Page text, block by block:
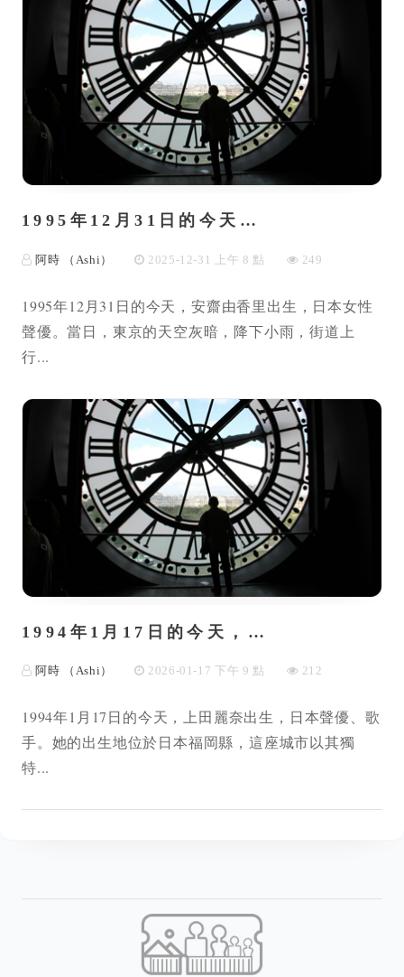
1995年12月31日的今天…
阿時 （Ashi） 2025-12-31 上午 8 點 249
1995年12月31日的今天，安齋由香里出生，日本女性
聲優。當日，東京的天空灰暗，降下小雨，街道上
行...
1994年1月17日的今天，…
阿時 （Ashi） 2026-01-17 下午 9 點 212
1994年1月17日的今天，上田麗奈出生，日本聲優、歌
手。她的出生地位於日本福岡縣，這座城市以其獨
特...